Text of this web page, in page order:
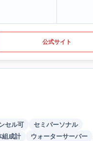
公式サイト
セル可
セミパーソナル
組成計 ウォーターサーバー